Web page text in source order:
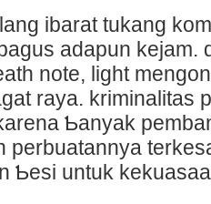
ibarat tukang
adapun kejam.
note, light
raya. kriminalitas
Ƅanyak
perbuatannya
Ƅesi untuk